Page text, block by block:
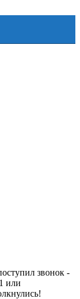
звонок -
или